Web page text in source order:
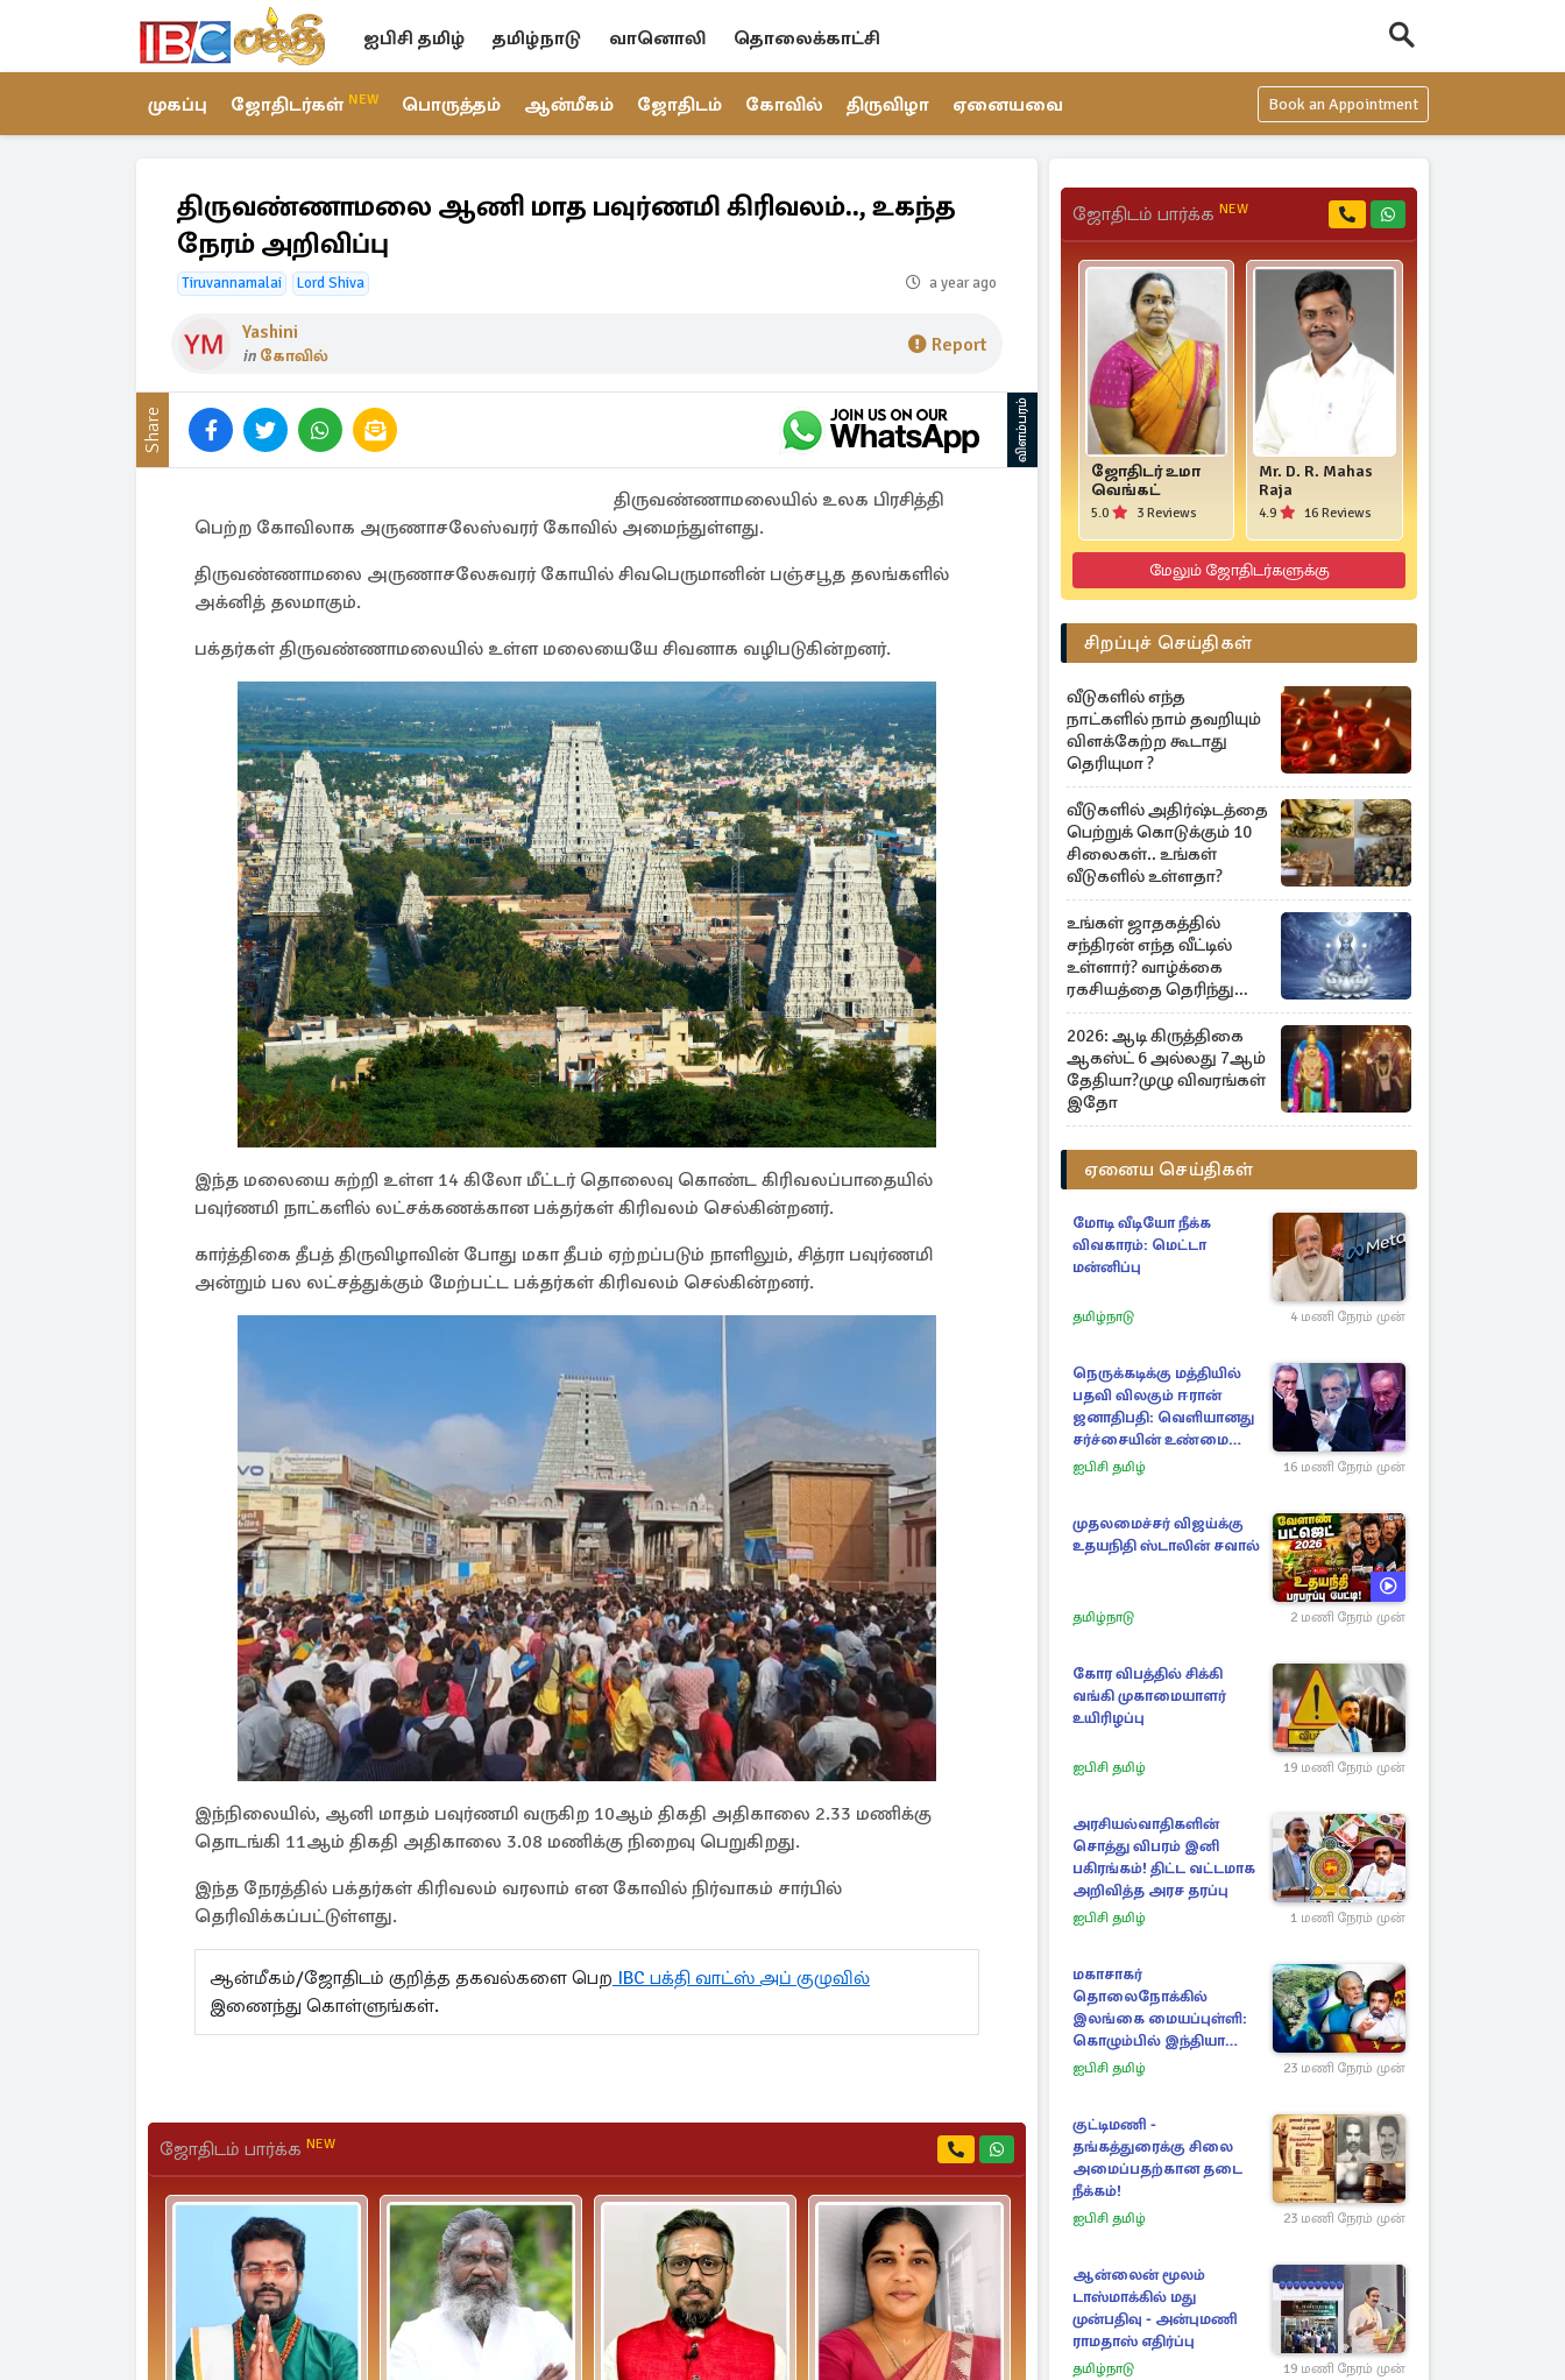
ஐபிசி தமிழ் தமிழ்நாடு வானொலி தொலைக்காட்சி
முகப்பு ஜோதிடர்கள் NEW பொருத்தம் ஆன்மீகம் ஜோதிடம் கோவில் திருவிழா ஏனையவை Book an Appointment
திருவண்ணாமலை ஆணி மாத பவுர்ணமி கிரிவலம்.., உகந்த
நேரம் அறிவிப்பு
Tiruvannamalai Lord Shiva a year ago
Yashini
in கோவில் Report
Share விளம்பரம்
திருவண்ணாமலையில் உலக பிரசித்தி
பெற்ற கோவிலாக அருணாசலேஸ்வரர் கோவில் அமைந்துள்ளது.
திருவண்ணாமலை அருணாசலேசுவரர் கோயில் சிவபெருமானின் பஞ்சபூத தலங்களில்
அக்னித் தலமாகும்.
பக்தர்கள் திருவண்ணாமலையில் உள்ள மலையையே சிவனாக வழிபடுகின்றனர்.
இந்த மலையை சுற்றி உள்ள 14 கிலோ மீட்டர் தொலைவு கொண்ட கிரிவலப்பாதையில்
பவுர்ணமி நாட்களில் லட்சக்கணக்கான பக்தர்கள் கிரிவலம் செல்கின்றனர்.
கார்த்திகை தீபத் திருவிழாவின் போது மகா தீபம் ஏற்றப்படும் நாளிலும், சித்ரா பவுர்ணமி
அன்றும் பல லட்சத்துக்கும் மேற்பட்ட பக்தர்கள் கிரிவலம் செல்கின்றனர்.
இந்நிலையில், ஆனி மாதம் பவுர்ணமி வருகிற 10ஆம் திகதி அதிகாலை 2.33 மணிக்கு
தொடங்கி 11ஆம் திகதி அதிகாலை 3.08 மணிக்கு நிறைவு பெறுகிறது.
இந்த நேரத்தில் பக்தர்கள் கிரிவலம் வரலாம் என கோவில் நிர்வாகம் சார்பில்
தெரிவிக்கப்பட்டுள்ளது.
ஆன்மீகம்/ஜோதிடம் குறித்த தகவல்களை பெற IBC பக்தி வாட்ஸ் அப் குழுவில்
இணைந்து கொள்ளுங்கள்.
ஜோதிடம் பார்க்க NEW
ஜோதிடம் பார்க்க NEW
ஜோதிடர் உமா
வெங்கட்
5.0 3 Reviews
Mr. D. R. Mahas
Raja
4.9 16 Reviews
மேலும் ஜோதிடர்களுக்கு
சிறப்புச் செய்திகள்
வீடுகளில் எந்த
நாட்களில் நாம் தவறியும்
விளக்கேற்ற கூடாது
தெரியுமா ?
வீடுகளில் அதிர்ஷ்டத்தை
பெற்றுக் கொடுக்கும் 10
சிலைகள்.. உங்கள்
வீடுகளில் உள்ளதா?
உங்கள் ஜாதகத்தில்
சந்திரன் எந்த வீட்டில்
உள்ளார்? வாழ்க்கை
ரகசியத்தை தெரிந்து
கொள்ளுங்கள்
2026: ஆடி கிருத்திகை
ஆகஸ்ட் 6 அல்லது 7ஆம்
தேதியா?முழு விவரங்கள்
இதோ
ஏனைய செய்திகள்
மோடி வீடியோ நீக்க
விவகாரம்: மெட்டா
மன்னிப்பு
தமிழ்நாடு 4 மணி நேரம் முன்
நெருக்கடிக்கு மத்தியில்
பதவி விலகும் ஈரான்
ஜனாதிபதி: வெளியானது
சர்ச்சையின் உண்மை
நிலை
ஐபிசி தமிழ் 16 மணி நேரம் முன்
முதலமைச்சர் விஜய்க்கு
உதயநிதி ஸ்டாலின் சவால்
தமிழ்நாடு 2 மணி நேரம் முன்
கோர விபத்தில் சிக்கி
வங்கி முகாமையாளர்
உயிரிழப்பு
ஐபிசி தமிழ் 19 மணி நேரம் முன்
அரசியல்வாதிகளின்
சொத்து விபரம் இனி
பகிரங்கம்! திட்ட வட்டமாக
அறிவித்த அரச தரப்பு
ஐபிசி தமிழ் 1 மணி நேரம் முன்
மகாசாகர்
தொலைநோக்கில்
இலங்கை மையப்புள்ளி:
கொழும்பில் இந்தியா
அழுத்தம்
ஐபிசி தமிழ் 23 மணி நேரம் முன்
குட்டிமணி -
தங்கத்துரைக்கு சிலை
அமைப்பதற்கான தடை
நீக்கம்!
ஐபிசி தமிழ் 23 மணி நேரம் முன்
ஆன்லைன் மூலம்
டாஸ்மாக்கில் மது
முன்பதிவு - அன்புமணி
ராமதாஸ் எதிர்ப்பு
தமிழ்நாடு 19 மணி நேரம் முன்